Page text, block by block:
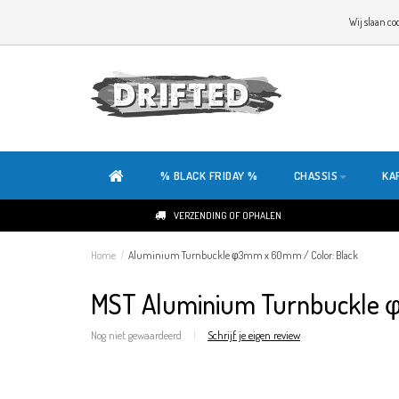
ONZE SITE IS HELEMAAL NIEUW. HEB JE TIPS OF FEEDBACK, KLIK HIER
% BLACK FRIDAY % CHASSIS
VERZENDING OF OPHALEN
Home / Aluminium Turnbuckle φ3mm x 60mm / Color: Black
MST Aluminium Turnbuckle
Nog niet gewaardeerd | Schrijf je eigen review
Wij slaan